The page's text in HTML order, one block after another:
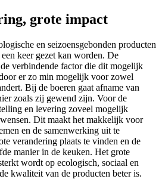
grote impact
en seizoensgebonden producten
keer gezet kan worden. De
verbindende factor die dit mogelijk
er zo min mogelijk voor zowel
Bij de boeren gaat afname van
zoals zij gewend zijn. Voor de
en levering zoveel mogelijk
Dit maakt het makkelijk voor
en de samenwerking uit te
verandering plaats te vinden en de
manier in de keuken. Het grote
wordt op ecologisch, sociaal en
kwaliteit van de producten beter is.